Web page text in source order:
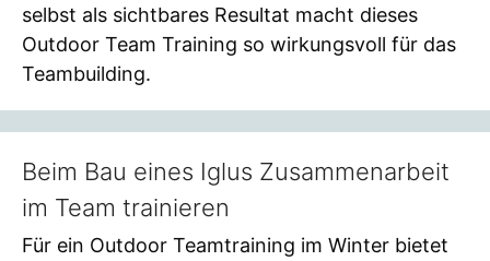
selbst als sichtbares Resultat macht dieses
Outdoor Team Training so wirkungsvoll für das
Teambuilding.
Beim Bau eines Iglus Zusammenarbeit
im Team trainieren
Für ein Outdoor Teamtraining im Winter bietet